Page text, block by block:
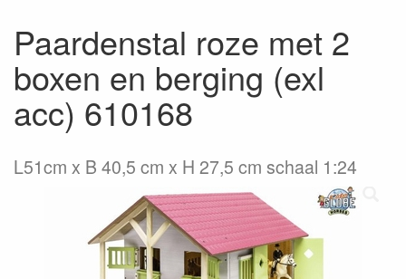
Paardenstal roze met 2
boxen en berging (exl
acc) 610168
L51cm x B 40,5 cm x H 27,5 cm schaal 1:24